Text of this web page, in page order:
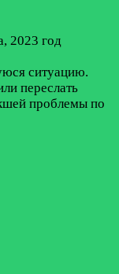
2023 год
ситуацию.
переслать
проблемы по